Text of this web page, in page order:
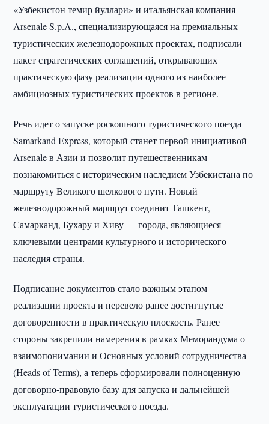
«Узбекистон темир йуллари» и итальянская компания
Arsenale S.p.A., специализирующаяся на премиальных
туристических железнодорожных проектах, подписали
пакет стратегических соглашений, открывающих
практическую фазу реализации одного из наиболее
амбициозных туристических проектов в регионе.
Речь идет о запуске роскошного туристического поезда
Samarkand Express, который станет первой инициативой
Arsenale в Азии и позволит путешественникам
познакомиться с историческим наследием Узбекистана по
маршруту Великого шелкового пути. Новый
железнодорожный маршрут соединит Ташкент,
Самарканд, Бухару и Хиву — города, являющиеся
ключевыми центрами культурного и исторического
наследия страны.
Подписание документов стало важным этапом
реализации проекта и перевело ранее достигнутые
договоренности в практическую плоскость. Ранее
стороны закрепили намерения в рамках Меморандума о
взаимопонимании и Основных условий сотрудничества
(Heads of Terms), а теперь сформировали полноценную
договорно-правовую базу для запуска и дальнейшей
эксплуатации туристического поезда.